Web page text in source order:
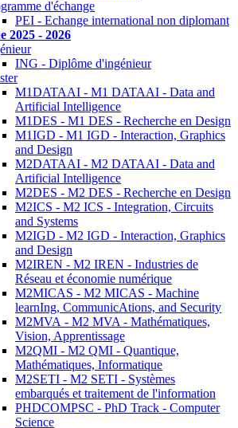
d'échange
PEI - Echange international non diplomant
2025 - 2026
ING - Diplôme d'ingénieur
M1DATAAI - M1 DATAAI - Data and
Artificial Intelligence
M1DES - M1 DES - Recherche en Design
M1IGD - M1 IGD - Interaction, Graphics
and Design
M2DATAAI - M2 DATAAI - Data and
Artificial Intelligence
M2DES - M2 DES - Recherche en Design
M2ICS - M2 ICS - Integration, Circuits
and Systems
M2IGD - M2 IGD - Interaction, Graphics
and Design
M2IREN - M2 IREN - Industries de
Réseau et économie numérique
M2MICAS - M2 MICAS - Machine
learnIng, CommunicAtions, and Security
M2MVA - M2 MVA - Mathématiques,
Vision, Apprentissage
M2QMI - M2 QMI - Quantique,
Mathématiques, Informatique
M2SETI - M2 SETI - Systèmes
embarqués et traitement de l'information
PHDCOMPSC - PhD Track - Computer
Science